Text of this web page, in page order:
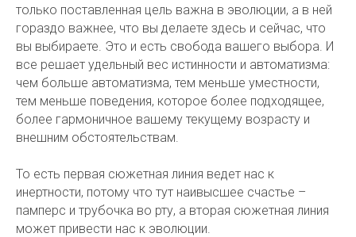
только поставленная цель важна в эволюции, а в ней
гораздо важнее, что вы делаете здесь и сейчас, что
вы выбираете. Это и есть свобода вашего выбора. И
все решает удельный вес истинности и автоматизма:
чем больше автоматизма, тем меньше уместности,
тем меньше поведения, которое более подходящее,
более гармоничное вашему текущему возрасту и
внешним обстоятельствам.
То есть первая сюжетная линия ведет нас к
инертности, потому что тут наивысшее счастье –
памперс и трубочка во рту, а вторая сюжетная линия
может привести нас к эволюции.